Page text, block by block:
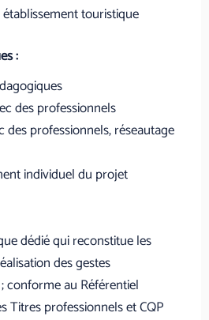
établissement touristique
:
des professionnels
des professionnels, réseautage
individuel du projet
dédié qui reconstitue les
des gestes
conforme au Référentiel
Titres professionnels et CQP